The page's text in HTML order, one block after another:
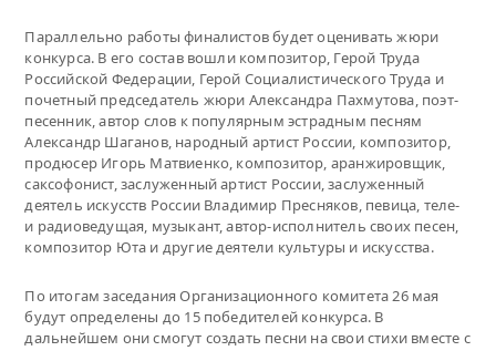
Параллельно работы финалистов будет оценивать жюри
конкурса. В его состав вошли композитор, Герой Труда
Российской Федерации, Герой Социалистического Труда и
почетный председатель жюри Александра Пахмутова, поэт-
песенник, автор слов к популярным эстрадным песням
Александр Шаганов, народный артист России, композитор,
продюсер Игорь Матвиенко, композитор, аранжировщик,
саксофонист, заслуженный артист России, заслуженный
деятель искусств России Владимир Пресняков, певица, теле-
и радиоведущая, музыкант, автор-исполнитель своих песен,
композитор Юта и другие деятели культуры и искусства.
По итогам заседания Организационного комитета 26 мая
будут определены до 15 победителей конкурса. В
дальнейшем они смогут создать песни на свои стихи вместе с